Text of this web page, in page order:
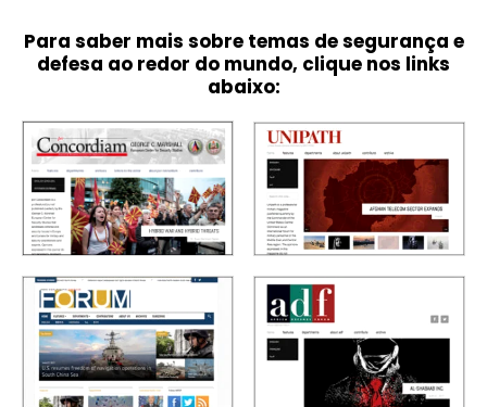
Para saber mais sobre temas de segurança e
defesa ao redor do mundo, clique nos links
abaixo: